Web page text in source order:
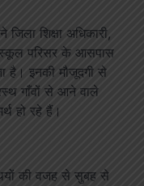
शिक्षा अधिकारी,
स्कूल परिसर के आसपास
है। इनकी मौजूदगी से
गाँवों से आने वाले
हो रहे हैं।
की वजह से सुबह से